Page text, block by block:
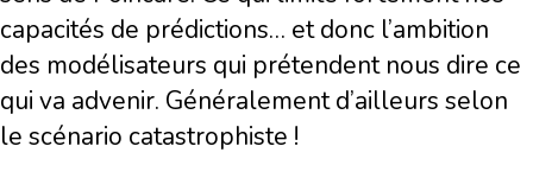
capacités de prédictions… et donc l’ambition
des modélisateurs qui prétendent nous dire ce
qui va advenir. Généralement d’ailleurs selon
le scénario catastrophiste !